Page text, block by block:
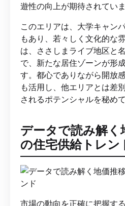
遊性の向上が期待されていま
このエリアは、大学キャン
もあり、若々しく文化的な
は、ささしまライブ地区と
で、新たな居住ゾーンが形
す。都心でありながら開放
も活用し、他エリアとは差
されるポテンシャルを秘めて
データで読み解く
の住宅供給トレン
市場の動向を正確に把握す